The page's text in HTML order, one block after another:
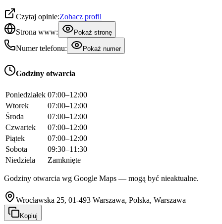
Czytaj opinie:Zobacz profil
Strona www:
Pokaż stronę
Numer telefonu: Pokaż numer
Godziny otwarcia
Poniedziałek 07:00–12:00
Wtorek
07:00–12:00
Środa
07:00–12:00
Czwartek
07:00–12:00
Piątek
07:00–12:00
Sobota
09:30–11:30
Niedziela
Zamknięte
Godziny otwarcia wg Google Maps — mogą być nieaktualne.
Wrocławska 25, 01-493 Warszawa, Polska, Warszawa
Kopiuj